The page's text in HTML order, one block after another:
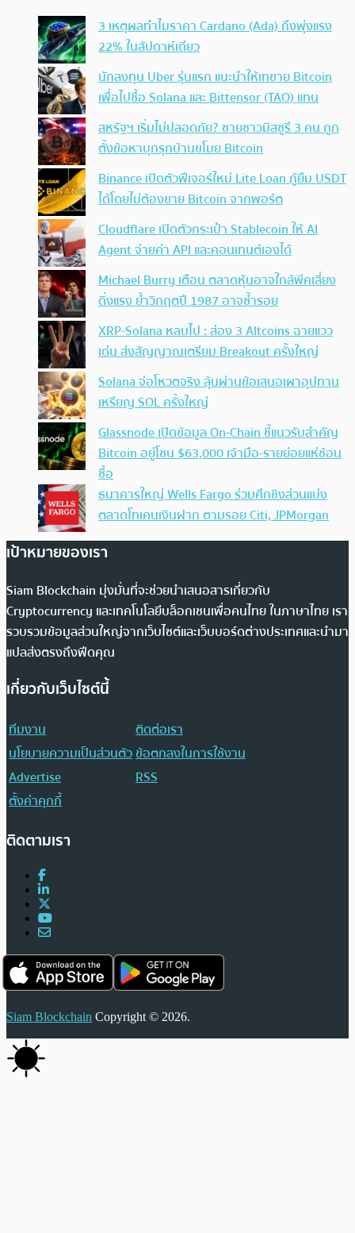
3 เหตุผลทำไมราคา Cardano (Ada) ถึงพุ่งแรง
22% ในสัปดาห์เดียว
นักลงทุน Uber รุ่นแรก แนะนำให้เทขาย Bitcoin
เพื่อไปซื้อ Solana และ Bittensor (TAO) แทน
สหรัฐฯ เริ่มไม่ปลอดภัย? ชายชาวมิสซูรี 3 คน ถูก
ตั้งข้อหาบุกรุกบ้านขโมย Bitcoin
Binance เปิดตัวฟีเจอร์ใหม่ Lite Loan กู้ยืม USDT
ได้โดยไม่ต้องขาย Bitcoin จากพอร์ต
Cloudflare เปิดตัวกระเป๋า Stablecoin ให้ AI
Agent จ่ายค่า API และคอนเทนต์เองได้
Michael Burry เตือน ตลาดหุ้นอาจใกล้พีคเสี่ยง
ดิ่งแรง ย้ำวิกฤตปี 1987 อาจซ้ำรอย
XRP-Solana หลบไป : ส่อง 3 Altcoins ฉายแวว
เด่น ส่งสัญญาณเตรียม Breakout ครั้งใหญ่
Solana จ่อโหวตจริง ลุ้นผ่านข้อเสนอเผาอุปทาน
เหรียญ SOL ครั้งใหญ่
Glassnode เปิดข้อมูล On-Chain ชี้แนวรับสำคัญ
Bitcoin อยู่โซน $63,000 เจ้ามือ-รายย่อยแห่ช้อน
ซื้อ
ธนาคารใหญ่ Wells Fargo ร่วมศึกชิงส่วนแบ่ง
ตลาดโทเคนเงินฝาก ตามรอย Citi, JPMorgan
เป้าหมายของเรา
Siam Blockchain มุ่งมั่นที่จะช่วยนำเสนอสารเกี่ยวกับ
Cryptocurrency และเทคโนโลยีบล็อกเชนเพื่อคนไทย ในภาษาไทย เรา
รวบรวมข้อมูลส่วนใหญ่จากเว็บไซต์และเว็บบอร์ดต่างประเทศและนำมา
แปลส่งตรงถึงฟีดคุณ
เกี่ยวกับเว็บไซต์นี้
ทีมงาน
ติดต่อเรา
นโยบายความเป็นส่วนตัวข้อตกลงในการใช้งาน
Advertise
RSS
ตั้งค่าคุกกี้
ติดตามเรา
Siam Blockchain Copyright © 2026.